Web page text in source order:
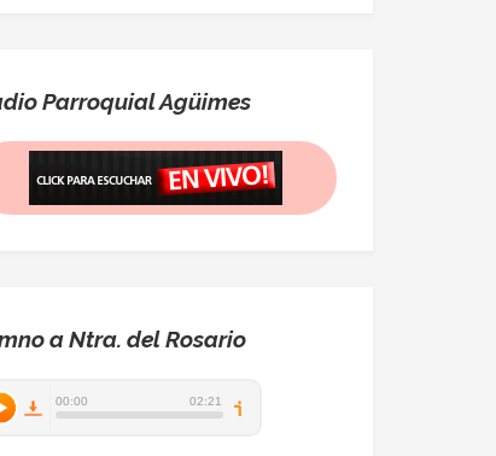
Parroquial Agüimes
a Ntra. del Rosario